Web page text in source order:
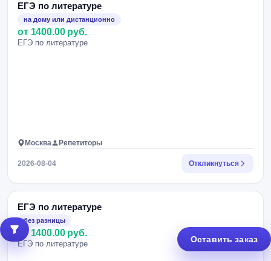
ЕГЭ по литературе
на дому или дистанционно
от 1400.00 руб.
ЕГЭ по литературе
Москва Репетиторы
2026-08-04 Откликнуться
ЕГЭ по литературе
без разницы
от 1400.00 руб.
ЕГЭ по литературе Оставить заказ